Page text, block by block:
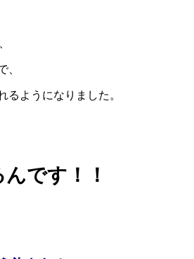
、
るようになりました。
です！！